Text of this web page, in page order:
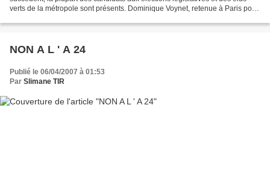
verts de la métropole sont présents. Dominique Voynet, retenue à Paris pour
NON A L ' A 24
Publié le 06/04/2007 à 01:53
Par Slimane TIR